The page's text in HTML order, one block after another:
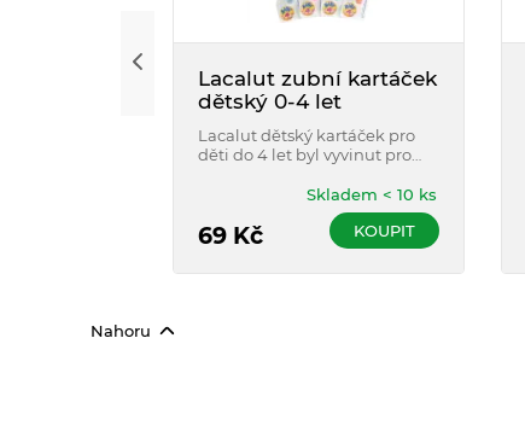
Lacalut zubní kartáček
dětský 0-4 let
Lacalut dětský kartáček pro
děti do 4 let byl vyvinut pro
techniky čištění zubů.
69Kč
Skladem < 10 ks
KOUPIT
Nahoru